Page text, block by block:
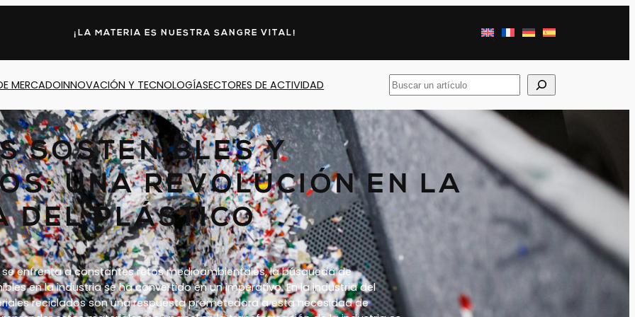
¡LA MATERIA ES NUESTRA SANGRE VITAL!
MERCADOINNOVACIÓN Y TECNOLOGÍASECTORES DE ACTIVIDAD
Busca
en
SOSTENIBLES Y
UNA REVOLUCIÓN EN LA
DEL PLÁSTICO
se enfrenta a constantes retos medioambientales, la búsqueda de
en la industria se ha convertido en un imperativo. En la industria del
reciclados son una respuesta prometedora a esta necesidad de